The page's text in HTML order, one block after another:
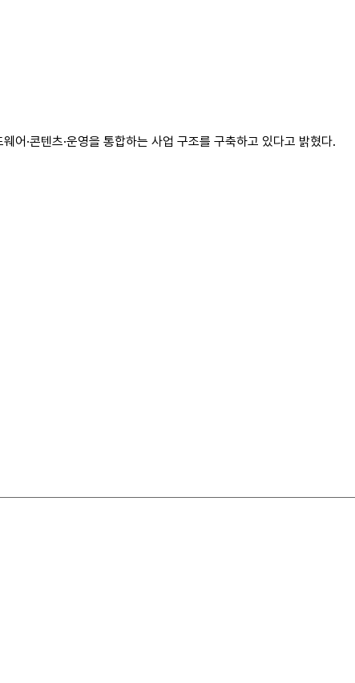
·콘텐츠·운영을 통합하는 사업 구조를 구축하고 있다고 밝혔다.